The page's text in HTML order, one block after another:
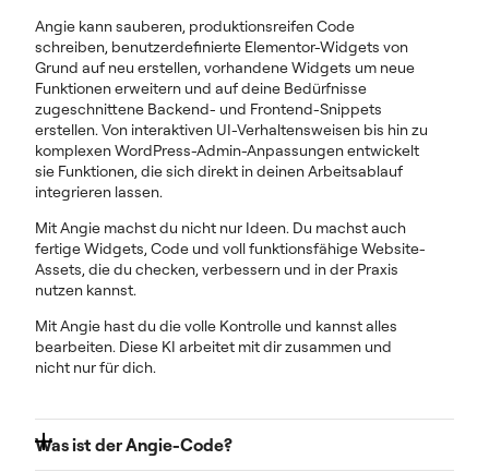
Angie kann sauberen, produktionsreifen Code
schreiben, benutzerdefinierte Elementor-Widgets von
Grund auf neu erstellen, vorhandene Widgets um neue
Funktionen erweitern und auf deine Bedürfnisse
zugeschnittene Backend- und Frontend-Snippets
erstellen. Von interaktiven UI-Verhaltensweisen bis hin zu
komplexen WordPress-Admin-Anpassungen entwickelt
sie Funktionen, die sich direkt in deinen Arbeitsablauf
integrieren lassen.
Mit Angie machst du nicht nur Ideen. Du machst auch
fertige Widgets, Code und voll funktionsfähige Website-
Assets, die du checken, verbessern und in der Praxis
nutzen kannst.
Mit Angie hast du die volle Kontrolle und kannst alles
bearbeiten. Diese KI arbeitet mit dir zusammen und
nicht nur für dich.
Was ist der Angie-Code?